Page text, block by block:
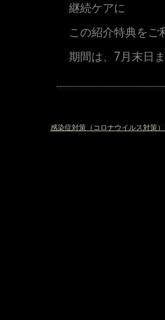
継続ケアに
この紹介特典をご
期間は、7月末日
感染症対策（コロナウイルス対策